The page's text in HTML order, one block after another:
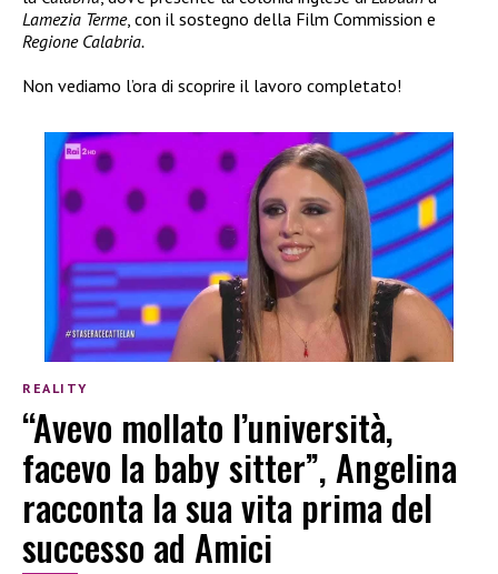
Lamezia Terme, con il sostegno della Film Commission e
Regione Calabria.
Non vediamo l’ora di scoprire il lavoro completato!
REALITY
“Avevo mollato l’università,
facevo la baby sitter”, Angelina
racconta la sua vita prima del
successo ad Amici